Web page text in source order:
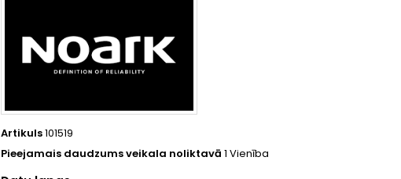
Artikuls101519
Pieejamais daudzums veikala noliktavā 1 Vienība